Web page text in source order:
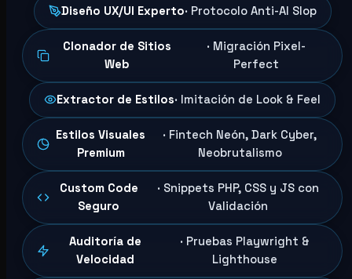
Diseño UX/UI Experto· Protocolo Anti-AI Slop
Clonador de Sitios
Web
· Migración Pixel-
Perfect
Extractor de Estilos· Imitación de Look & Feel
Estilos Visuales
Premium
· Fintech Neón, Dark Cyber,
Neobrutalismo
Custom Code
Seguro
· Snippets PHP, CSS y JS con
Validación
Auditoría de
Velocidad
· Pruebas Playwright &
Lighthouse